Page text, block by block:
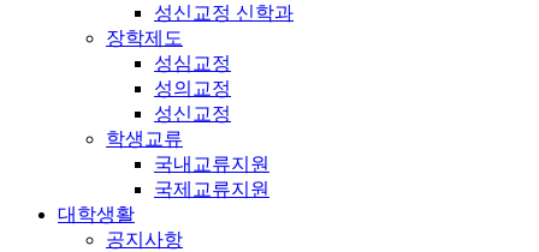
성신교정 신학과
장학제도
성심교정
성의교정
성신교정
학생교류
국내교류지원
국제교류지원
대학생활
공지사항